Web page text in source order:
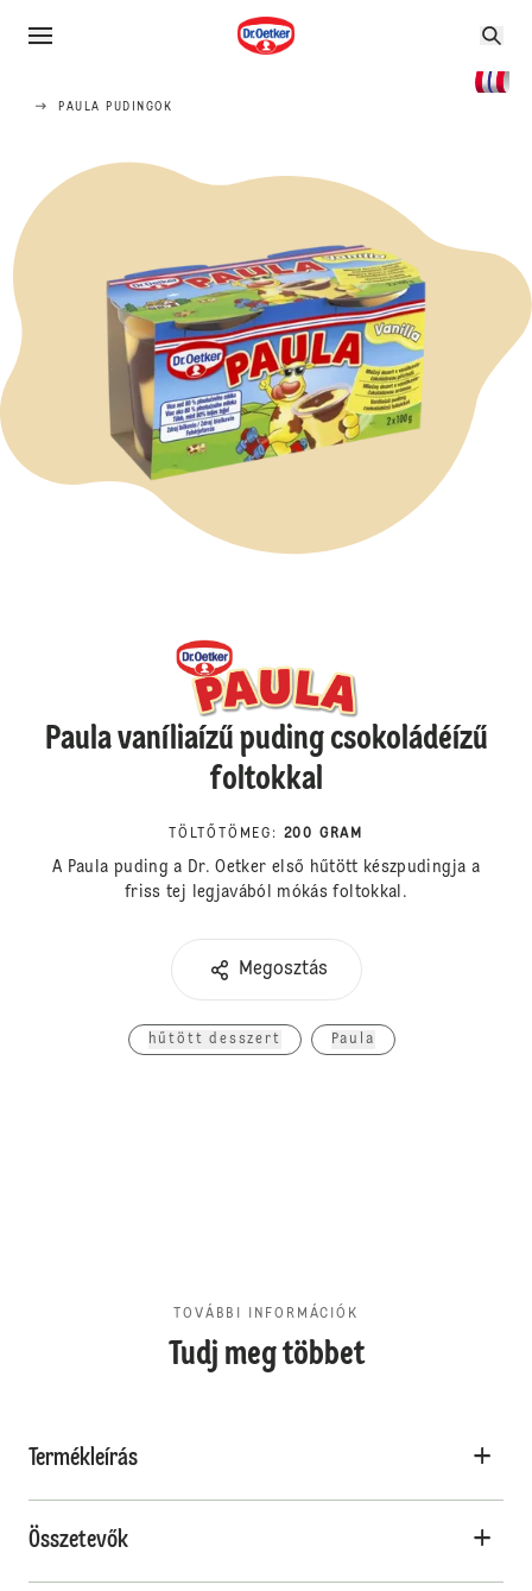
PAULA PUDINGOK
Paula vaníliaízű puding csokoládéízű
foltokkal
TÖLTŐTÖMEG : 200 GRAM
A Paula puding a Dr. Oetker első hűtött készpudingja a
friss tej legjavából mókás foltokkal.
Megosztás
hűtött desszert Paula
TOVÁBBI INFORMÁCIÓK
Tudj meg többet
Termékleírás
Összetevők